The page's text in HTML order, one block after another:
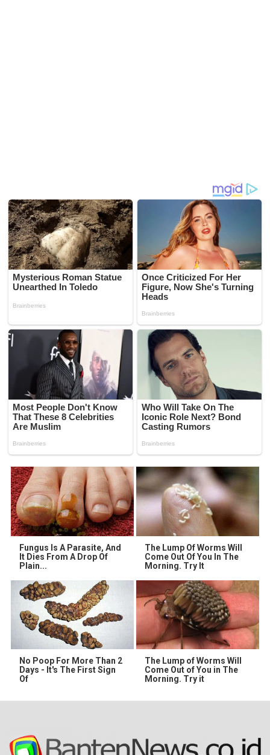
Fungus Is A Parasite, And
It Dies From A Drop Of
Plain...
The Lump Of Worms Will
Come Out Of You In The
Morning. Try It
No Poop For More Than 2
Days - It's The First Sign
Of
The Lump of Worms Will
Come Out of You in The
Morning. Try it